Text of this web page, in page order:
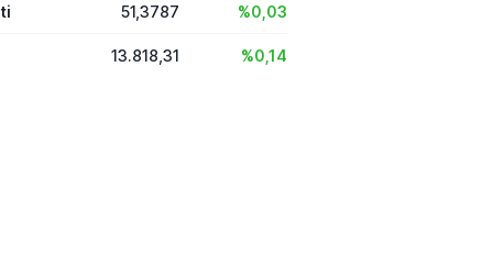
51,3787 %0,03
13.818,31 %0,14